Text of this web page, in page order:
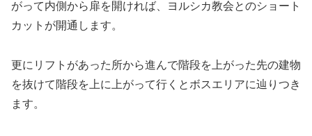
がって内側から扉を開ければ、ヨルシカ教会とのショート
カットが開通します。
更にリフトがあった所から進んで階段を上がった先の建物
を抜けて階段を上に上がって行くとボスエリアに辿りつき
ます。